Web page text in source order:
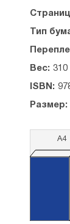
Тип
Вес: 310
ISBN:
Размер:
А4